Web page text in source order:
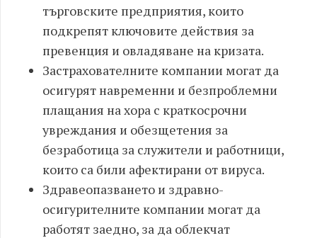
търговските предприятия, които
подкрепят ключовите действия за
превенция и овладяване на кризата.
Застрахователните компании могат да
осигурят навременни и безпроблемни
плащания на хора с краткосрочни
увреждания и обезщетения за
безработица за служители и работници,
които са били афектирани от вируса.
Здравеопазването и здравно-
осигурителните компании могат да
работят заедно, за да облекчат